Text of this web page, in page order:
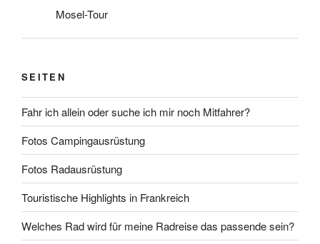
Mosel-Tour
SEITEN
Fahr ich allein oder suche ich mir noch Mitfahrer?
Fotos Campingausrüstung
Fotos Radausrüstung
Touristische Highlights in Frankreich
Welches Rad wird für meine Radreise das passende sein?